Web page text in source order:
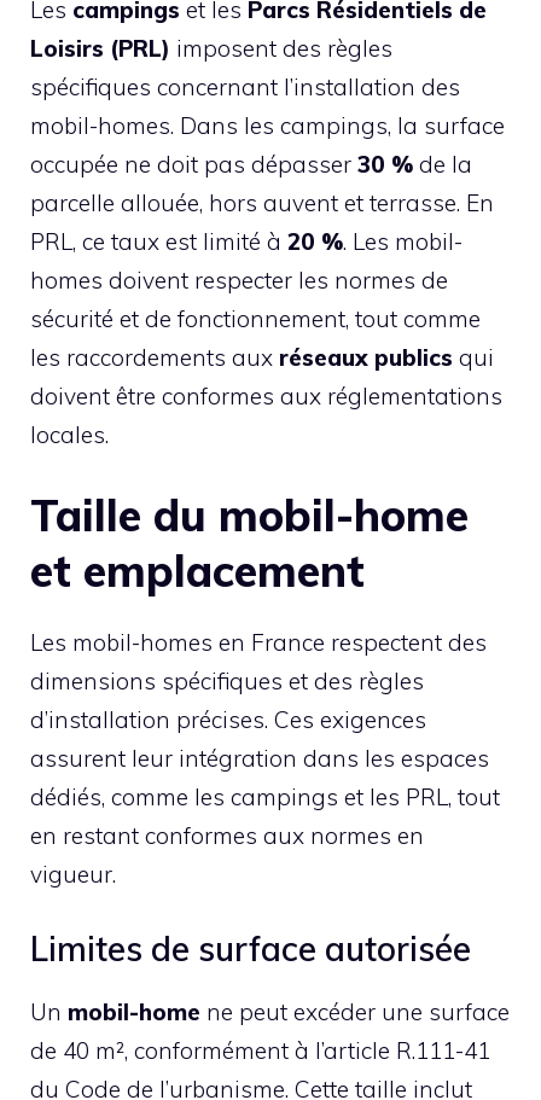
Les campings et les Parcs Résidentiels de
Loisirs (PRL) imposent des règles
spécifiques concernant l’installation des
mobil-homes. Dans les campings, la surface
occupée ne doit pas dépasser 30 % de la
parcelle allouée, hors auvent et terrasse. En
PRL, ce taux est limité à 20 %. Les mobil-
homes doivent respecter les normes de
sécurité et de fonctionnement, tout comme
les raccordements aux réseaux publics qui
doivent être conformes aux réglementations
locales.
Taille du mobil-home
et emplacement
Les mobil-homes en France respectent des
dimensions spécifiques et des règles
d’installation précises. Ces exigences
assurent leur intégration dans les espaces
dédiés, comme les campings et les PRL, tout
en restant conformes aux normes en
vigueur.
Limites de surface autorisée
Un mobil-home ne peut excéder une surface
de 40 m², conformément à l’article R.111-41
du Code de l’urbanisme. Cette taille inclut